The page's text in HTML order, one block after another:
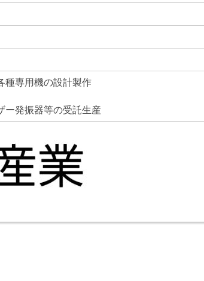
種専用機の設計製作
ー発振器等の受託生産